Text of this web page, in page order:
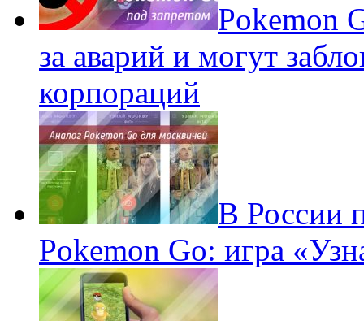
Pokеmon
за аварий и могут
корпораций
В России
Pokemon Go: игра